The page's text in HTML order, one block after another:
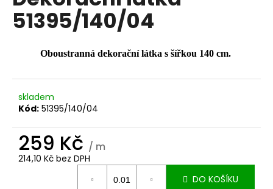
0,0
z
hvězdiček.
51395/140/04
Oboustranná dekorační látka s šířkou 140 cm.
skladem
Kód: 51395/140/04
259 Kč / m
214,10 Kč bez DPH
DO KOŠÍKU
a
j
?